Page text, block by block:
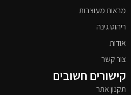
מראות מעוצבות
ריהוט גינה
אודות
צור קשר
קישורים חשובים
תקנון אתר